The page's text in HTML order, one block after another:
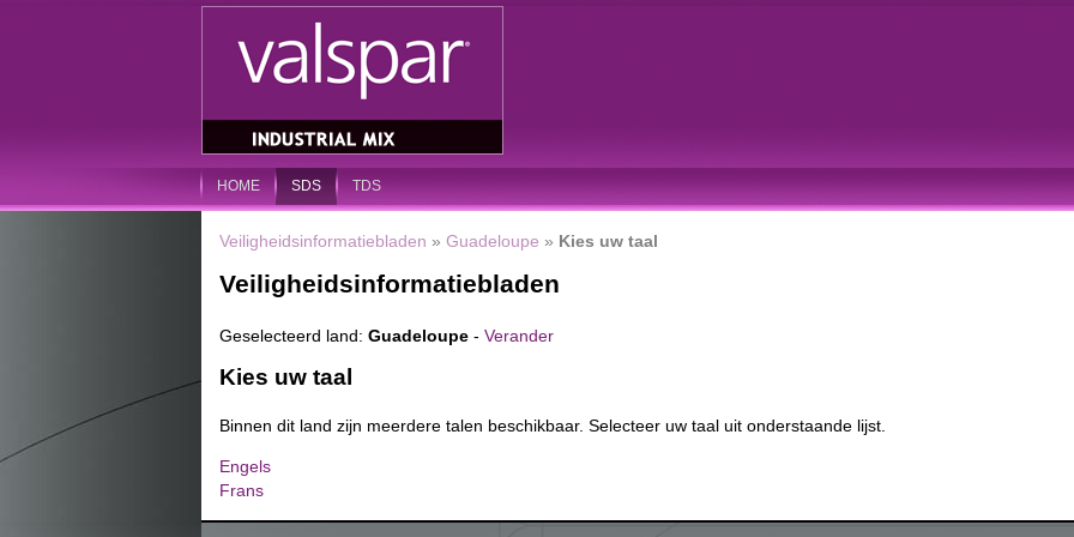
HOME SDS TDS
Veiligheidsinformatiebladen » Guadeloupe » Kies uw taal
Veiligheidsinformatiebladen
Geselecteerd land: Guadeloupe - Verander
Kies uw taal
Binnen dit land zijn meerdere talen beschikbaar. Selecteer uw taal uit onderstaande lijst.
Engels
Frans